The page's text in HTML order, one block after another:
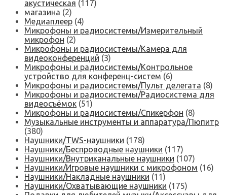
акустическая (117)
магазина (2)
Медиаплеер (4)
Микрофоны и радиосистемы/Измерительный
микрофон (2)
Микрофоны и радиосистемы/Камера для
видеоконференций (3)
Микрофоны и радиосистемы/Контрольное
устройство для конференц-систем (6)
Микрофоны и радиосистемы/Пульт делегата (8)
Микрофоны и радиосистемы/Радиосистема для
видеосъёмок (51)
Микрофоны и радиосистемы/Спикерфон (8)
Музыкальные инструменты и аппаратура/Пюпитр
(380)
Наушники/TWS-наушники (178)
Наушники/Беспроводные наушники (117)
Наушники/Внутриканальные наушники (107)
Наушники/Игровые наушники с микрофоном (16)
Наушники/Накладные наушники (11)
Наушники/Охватывающие наушники (175)